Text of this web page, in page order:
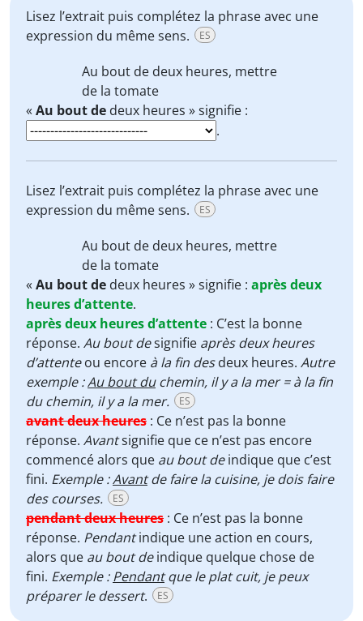
Lisez l’extrait puis complétez la phrase avec une
expression du même sens.
ES
Au bout de deux heures, mettre
de la tomate
«Au bout de deux heures » signifie :
.
Lisez l’extrait puis complétez la phrase avec une
expression du même sens.
ES
Au bout de deux heures, mettre
de la tomate
«Au bout de deux heures » signifie : après deux
heures d’attente.
après deux heures d’attente : C’est la bonne
réponse. Au bout designifie après deux heures
d’attenteou encore à la fin desdeux heures. Autre
exemple :Au bout duchemin, il y a la mer = à la fin
du chemin, il y a la mer.
ES
avant deux heures : Ce n’est pas la bonne
réponse. Avantsignifie que ce n’est pas encore
commencé alors que au bout deindique que c’est
fini. Exemple :Avantde faire la cuisine, je dois faire
des courses.
ES
pendant deux heures : Ce n’est pas la bonne
réponse. Pendantindique une action en cours,
alors que au bout deindique quelque chose de
fini. Exemple :Pendantque le plat cuit, je peux
préparer le dessert. ES